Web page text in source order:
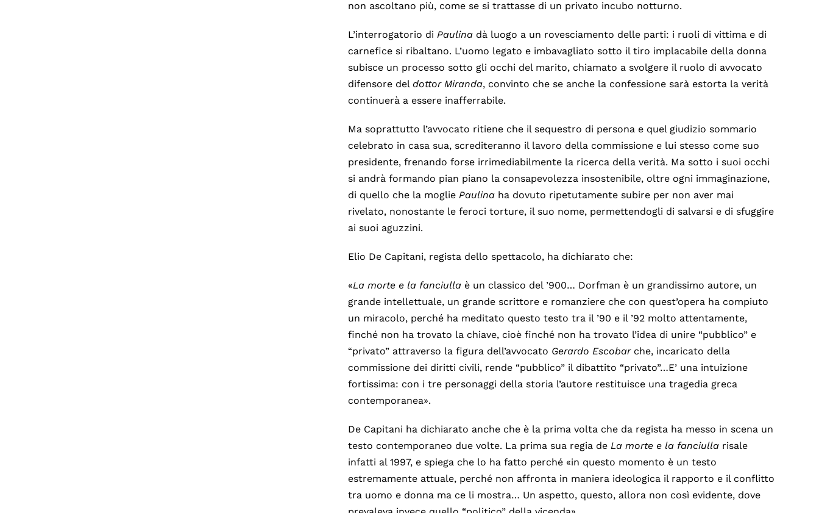
non ascoltano più, come se si trattasse di un privato incubo notturno.
L’interrogatorio diPaulina dà luogo a un rovesciamento delle parti: i ruoli di vittima e di
carnefice si ribaltano. L’uomo legato e imbavagliato sotto il tiro implacabile della donna
subisce un processo sotto gli occhi del marito, chiamato a svolgere il ruolo di avvocato
difensore deldottor Miranda, convinto che se anche la confessione sarà estorta la verità
continuerà a essere inafferrabile.
Ma soprattutto l’avvocato ritiene che il sequestro di persona e quel giudizio sommario
celebrato in casa sua, screditeranno il lavoro della commissione e lui stesso come suo
presidente, frenando forse irrimediabilmente la ricerca della verità. Ma sotto i suoi occhi
si andrà formando pian piano la consapevolezza insostenibile, oltre ogni immaginazione,
di quello che la mogliePaulina ha dovuto ripetutamente subire per non aver mai
rivelato, nonostante le feroci torture, il suo nome, permettendogli di salvarsi e di sfuggire
ai suoi aguzzini.
Elio De Capitani, regista dello spettacolo, ha dichiarato che:
«La morte e la fanciulla è un classico del ’900… Dorfman è un grandissimo autore, un
grande intellettuale, un grande scrittore e romanziere che con quest’opera ha compiuto
un miracolo, perché ha meditato questo testo tra il ’90 e il ’92 molto attentamente,
finché non ha trovato la chiave, cioè finché non ha trovato l’idea di unire “pubblico” e
“privato” attraverso la figura dell’avvocato Gerardo Escobarche, incaricato della
commissione dei diritti civili, rende “pubblico” il dibattito “privato”…E’ una intuizione
fortissima: con i tre personaggi della storia l’autore restituisce una tragedia greca
contemporanea».
De Capitani ha dichiarato anche che è la prima volta che da regista ha messo in scena un
testo contemporaneo due volte. La prima sua regia deLa morte e la fanciulla risale
infatti al 1997, e spiega che lo ha fatto perché «in questo momento è un testo
estremamente attuale, perché non affronta in maniera ideologica il rapporto e il conflitto
tra uomo e donna ma ce li mostra… Un aspetto, questo, allora non così evidente, dove